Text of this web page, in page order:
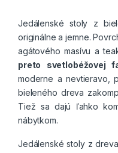
Jedálenské stoly z
originálne a jemne.
agátového masívu a
preto svetlobéžovej
moderne a nevtieravo,
bieleného dreva
Tiež sa dajú ľahko
nábytkom.
Jedálenské stoly z